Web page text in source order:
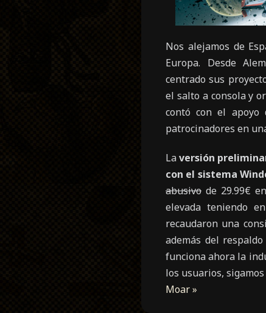
Nos alejamos de
Europa. Desde
centrado sus
el salto a consola y
contó con el apoyo
patrocinadores en
Laversión
con el sistema
abusivo de 29.99€
elevada teniendo
recaudaron una
además del
funciona ahora la
los usuarios,
Moar »